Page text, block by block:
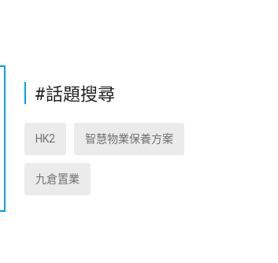
#話題搜尋
HK2 智慧物業保養方案
九倉置業